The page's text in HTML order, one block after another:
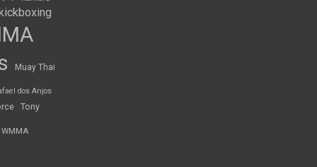
Muay Thai
dos Anjos
Tony
WMMA